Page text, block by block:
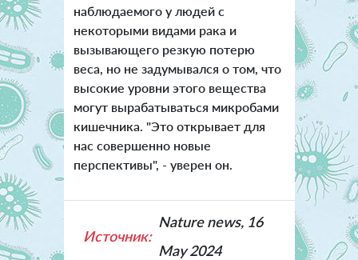
наблюдаемого у людей с
некоторыми видами рака и
вызывающего резкую потерю
веса, но не задумывался о том, что
высокие уровни этого вещества
могут вырабатываться микробами
кишечника. "Это открывает для
нас совершенно новые
перспективы", - уверен он.
Источник:
Nature news, 16
May 2024